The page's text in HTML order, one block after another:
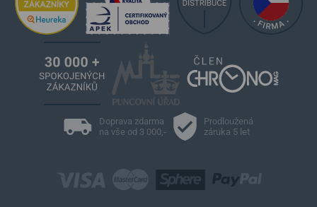
Doprava zdarma
na vše od 3 000,-
Prodloužená
záruka 5 let